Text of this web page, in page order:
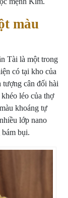
màu
Tài là một trong
có tại kho của
tượng cân đối hài
léo của thợ
khoáng tự
lớp nano
bụi.